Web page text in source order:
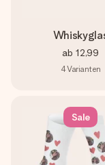
ab 12,99
4Varianten
Sale